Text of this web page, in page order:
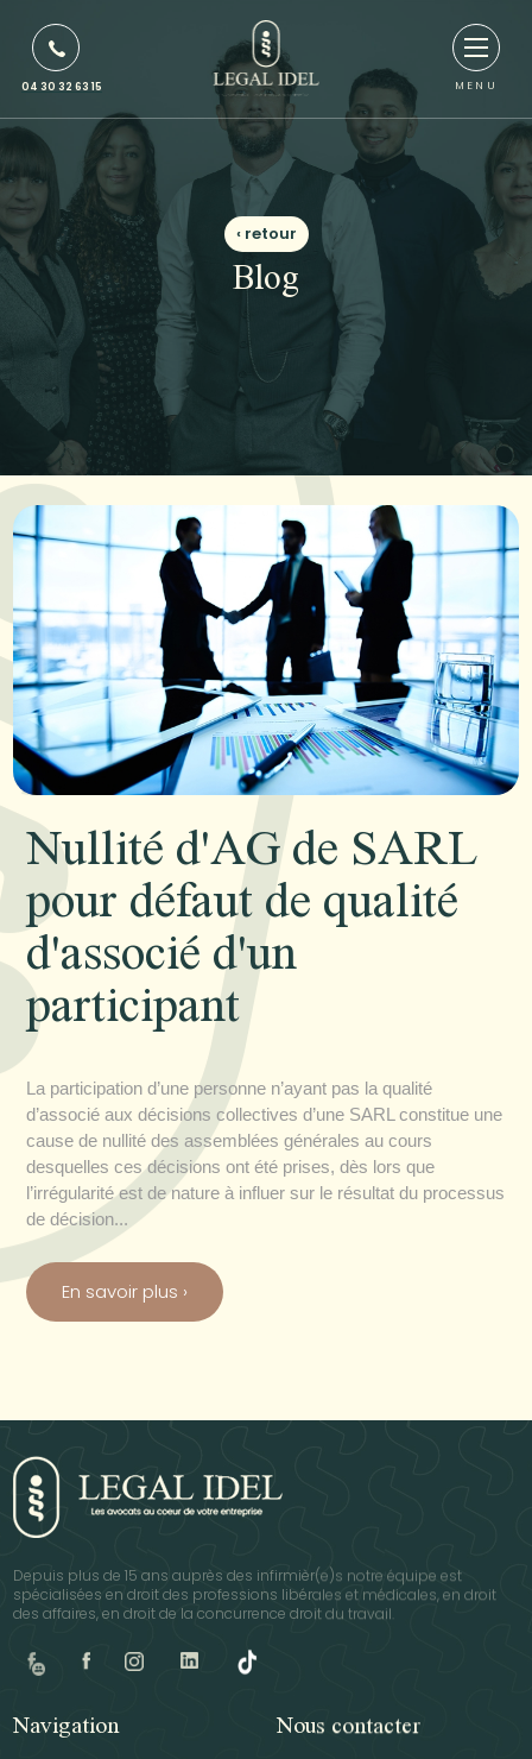
04 30 32 63 15 MENU
‹ retour
Blog
Nullité d'AG de SARL
pour défaut de qualité
d'associé d'un
participant
La participation d’une personne n’ayant pas la qualité
d’associé aux décisions collectives d’une SARL constitue une
cause de nullité des assemblées générales au cours
desquelles ces décisions ont été prises, dès lors que
l’irrégularité est de nature à influer sur le résultat du processus
de décision...
En savoir plus ›
Depuis plus de 15 ans auprès des infirmièr(e)s notre équipe est
spécialisées en droit des professions libérales et médicales, en droit
des affaires, en droit de la concurrence droit du travail.
Navigation Nous contacter